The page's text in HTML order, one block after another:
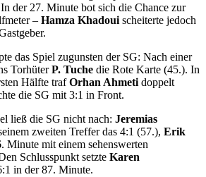
der 27. Minute bot sich die Chance zur
– Hamza Khadouischeiterte jedoch
das Spiel zugunsten der SG: Nach einer
TorhüterP. Tuche die Rote Karte (45.). In
Hälfte trafOrhan Ahmetidoppelt
die SG mit 3:1 in Front.
ließ die SG nicht nach: Jeremias
zweiten Treffer das 4:1 (57.), Erik
Minute mit einem sehenswerten
Schlusspunkt setzte Karen
in der 87. Minute.